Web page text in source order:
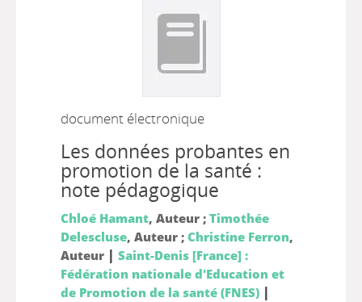
document électronique
Les données probantes en
promotion de la santé :
note pédagogique
Chloé Hamant, Auteur ; Timothée
Delescluse, Auteur ; Christine Ferron,
Auteur | Saint-Denis [France] :
Fédération nationale d'Education et
de Promotion de la santé (FNES)|